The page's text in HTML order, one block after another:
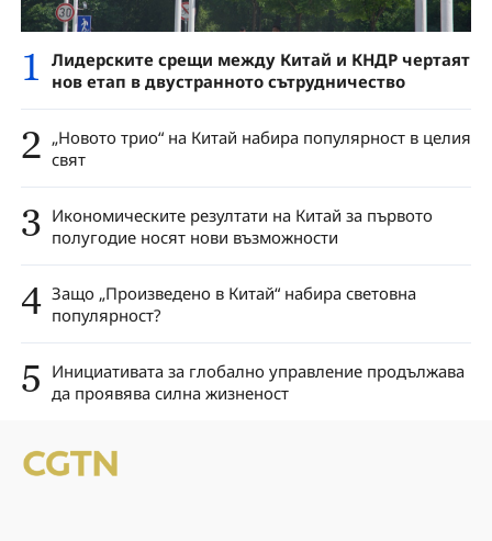
1 Лидерските срещи между Китай и КНДР чертаят
нов етап в двустранното сътрудничество
2 „Новото трио“ на Китай набира популярност в целия
свят
3 Икономическите резултати на Китай за първото
полугодие носят нови възможности
4 Защо „Произведено в Китай“ набира световна
популярност?
5 Инициативата за глобално управление продължава
да проявява силна жизненост